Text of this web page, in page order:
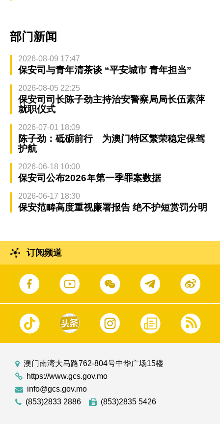
部门新闻
2026-08-09 17:47
保安司与青年清茶谈 “平安城市 青年担当”
2026-08-05 22:25
保安司司长陈子劲主持治安警察局局长伍素萍
就职仪式
2026-07-01 18:09
陈子劲：砥砺前行 为澳门特区繁荣稳定保驾
护航
2026-06-18 10:00
保安司公布2026年第一季罪案数据
2026-06-17 18:30
保安范畴高度重视廉署报告 绝不护短赏罚分明
订阅频道
澳门南湾大马路762-804号中华广场15楼
https://www.gcs.gov.mo
info@gcs.gov.mo
(853)2833 2886
(853)2835 5426